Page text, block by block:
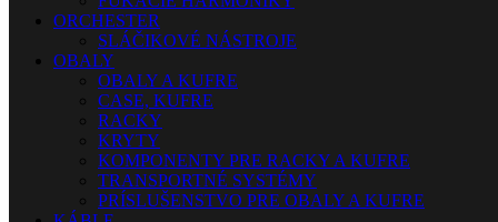
ORCHESTER
SLÁČIKOVÉ NÁSTROJE
OBALY
OBALY A KUFRE
CASE, KUFRE
RACKY
KRYTY
KOMPONENTY PRE RACKY A KUFRE
TRANSPORTNÉ SYSTÉMY
PRÍSLUŠENSTVO PRE OBALY A KUFRE